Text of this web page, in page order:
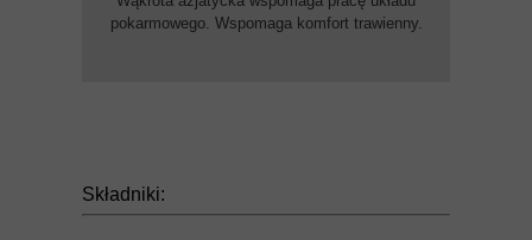
pokarmowego. Wspomaga komfort trawienny.
Składniki: